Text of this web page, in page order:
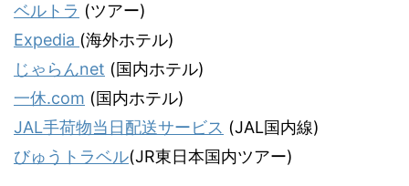
ベルトラ (ツアー)
Expedia (海外ホテル)
じゃらんnet (国内ホテル)
一休.com (国内ホテル)
JAL手荷物当日配送サービス (JAL国内線)
びゅうトラベル(JR東日本国内ツアー)